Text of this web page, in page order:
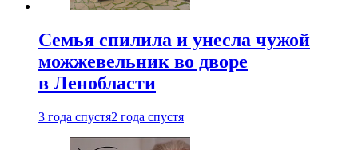
Семья спилила и унесла чужой
можжевельник во дворе
в Ленобласти
3 года спустя2 года спустя